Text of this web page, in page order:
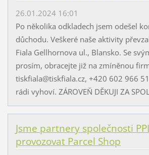
26.01.2024 16:01
Po několika odkladech jsem odešel
důchodu. Veškeré naše aktivity
Fiala Gellhornova ul., Blansko. Se
prosím, obracejte již na zmíněnou
tiskfiala@tiskfiala.cz, +420 602 966
rádi vyhoví. ZÁROVEŇ DĚKUJI ZA
Jsme partnery společnosti
provozovat Parcel Shop